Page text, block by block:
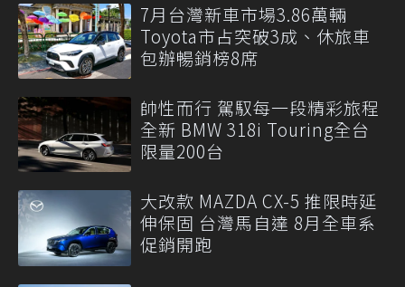
7月台灣新車市場3.86萬輛
Toyota市占突破3成、休旅車
包辦暢銷榜8席
帥性而行 駕馭每一段精彩旅程
全新 BMW 318i Touring全台
限量200台
大改款 MAZDA CX-5 推限時延
伸保固 台灣馬自達 8月全車系
促銷開跑